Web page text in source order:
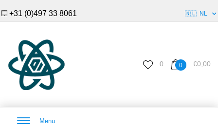
+31 (0)497 33 8061 🇳🇱 NL
0 0 €0,00
Menu